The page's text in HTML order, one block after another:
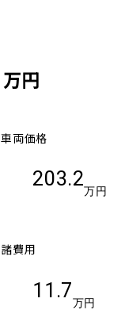
万円
車両価格
203.2
万円
諸費用
11.7
万円